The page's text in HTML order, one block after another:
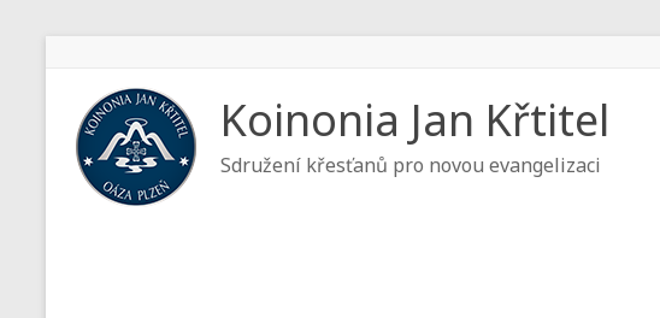
Koinonia Jan Křtitel
Sdružení křesťanů pro novou evangelizaci